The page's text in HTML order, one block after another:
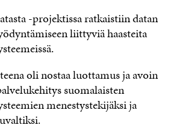
-projektissa ratkaistiin datan
liittyviä haasteita
oli nostaa luottamus ja avoin
suomalaisten
menestystekijäksi ja